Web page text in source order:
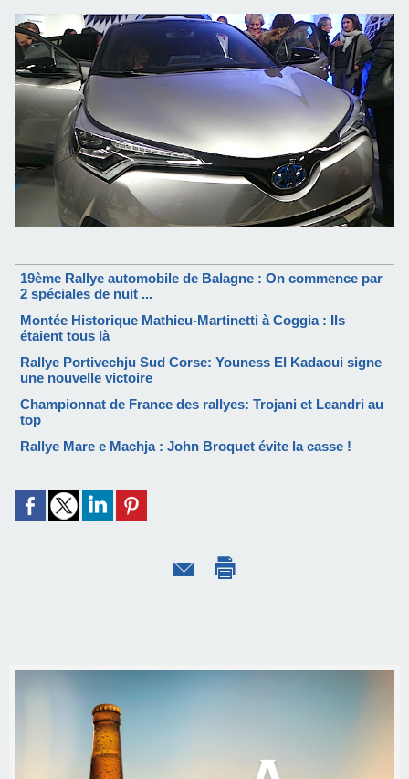
19ème Rallye automobile de Balagne : On commence par
2 spéciales de nuit ...
Montée Historique Mathieu-Martinetti à Coggia : Ils
étaient tous là
Rallye Portivechju Sud Corse: Youness El Kadaoui signe
une nouvelle victoire
Championnat de France des rallyes: Trojani et Leandri au
top
Rallye Mare e Machja : John Broquet évite la casse !